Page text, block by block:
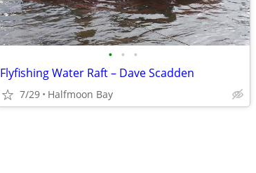
• • •
Flyfishing Water Raft – Dave Scadden
7/29 Halfmoon Bay